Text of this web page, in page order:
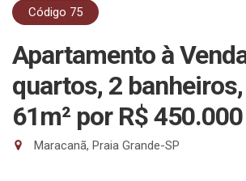
Código 75
Apartamento à
quartos, 2
61m² por R$ 450.000
Maracanã, Praia Grande-SP